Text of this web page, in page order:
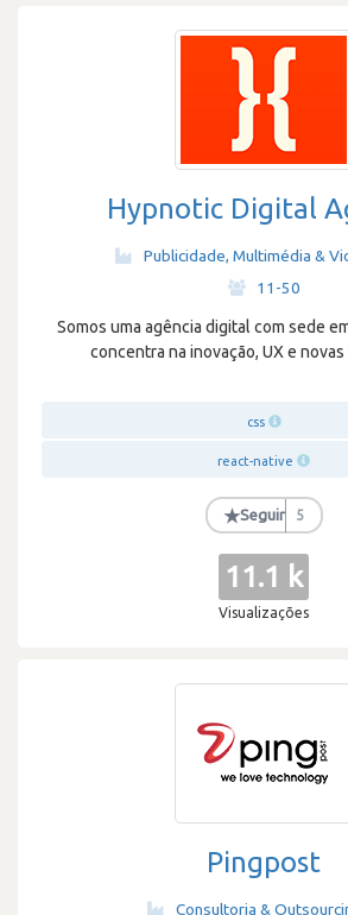
Hypnotic Digital
Publicidade, Multimédia &
11-50
Somos uma agência digital com sede
concentra na inovação, UX e
css
react-native
★Seguir 5
11.1 k
Visualizações
Pingpost
Consultoria &